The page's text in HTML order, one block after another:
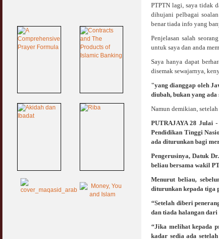
PTPTN lagi, saya tidak
dihujani pelbagai
benar tiada info yang
Penjelasan salah
untuk saya dan anda
Saya hanya dapat
disemak sewajarnya,
"yang dianggap oleh
diubah, bukan yang
Namun demikian,
PUTRAJAYA 28 Julai
Pendidikan Tinggi
ada diturunkan bagi
Pengerusinya, Datuk
beliau bersama wakil
Menurut beliau,
diturunkan kepada tiga
‘‘Setelah diberi
dan tiada halangan
‘‘Jika melihat kepada
kadar sedia ada